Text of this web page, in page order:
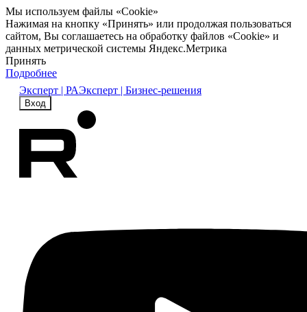
Мы используем файлы «Cookie»
Нажимая на кнопку «Принять» или продолжая пользоваться
сайтом, Вы соглашаетесь на обработку файлов «Cookie» и
данных метрической системы Яндекс.Метрика
Принять
Подробнее
Эксперт | РАЭксперт | Бизнес-решения
Вход